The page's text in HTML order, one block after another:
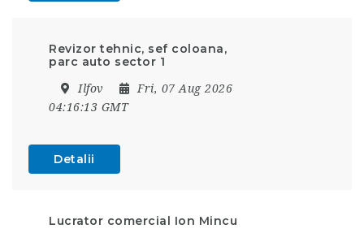
Revizor tehnic, sef coloana,
parc auto sector 1
Ilfov
Fri, 07 Aug 2026
04:16:13 GMT
Detalii
Lucrator comercial Ion Mincu